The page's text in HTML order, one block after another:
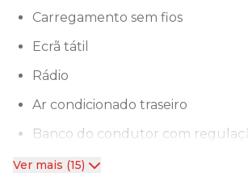
Carregamento sem fios
Ecrã tátil
Rádio
Ar condicionado traseiro
Banco do condutor com
Ver mais (15)